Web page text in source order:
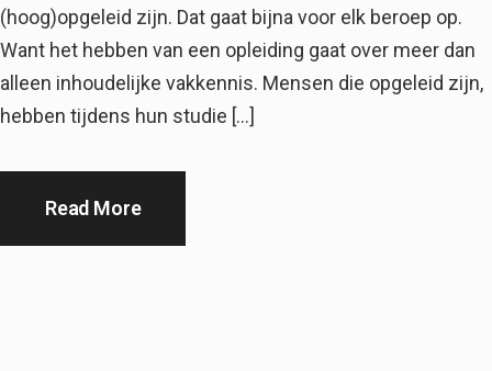
(hoog)opgeleid zijn. Dat gaat bijna voor elk beroep op.
Want het hebben van een opleiding gaat over meer dan
alleen inhoudelijke vakkennis. Mensen die opgeleid zijn,
hebben tijdens hun studie […]
Read More